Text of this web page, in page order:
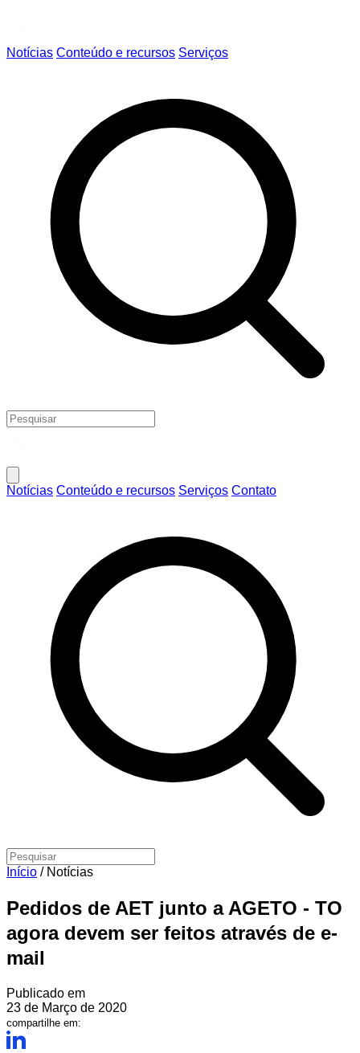
Notícias Conteúdo e recursos Serviços
Notícias Conteúdo e recursos Serviços Contato
Início / Notícias
Pedidos de AET junto a AGETO - TO
agora devem ser feitos através de e-
mail
Publicado em
23 de Março de 2020
compartilhe em: